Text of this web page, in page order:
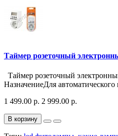
Таймер розеточный
Таймер розеточный
НазначениеДля
1 499.00 р. 2 999.00 р.
В корзину